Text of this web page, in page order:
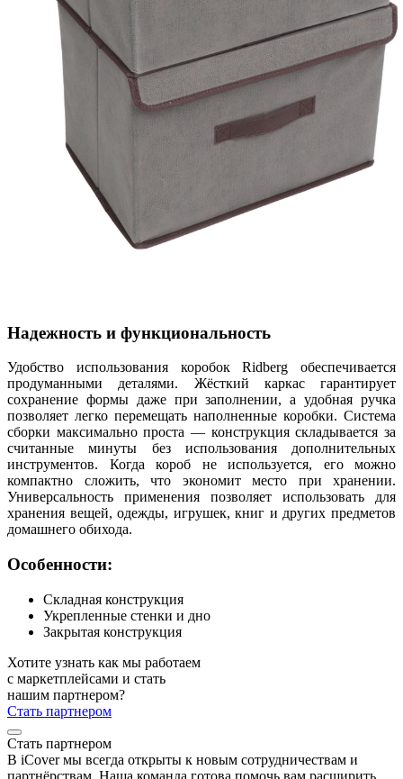
Надежность и функциональность
Удобство использования коробок Ridberg обеспечивается
продуманными деталями. Жёсткий каркас гарантирует
сохранение формы даже при заполнении, а удобная ручка
позволяет легко перемещать наполненные коробки. Система
сборки максимально проста — конструкция складывается за
считанные минуты без использования дополнительных
инструментов. Когда короб не используется, его можно
компактно сложить, что экономит место при хранении.
Универсальность применения позволяет использовать для
хранения вещей, одежды, игрушек, книг и других предметов
домашнего обихода.
Особенности:
Складная конструкция
Укрепленные стенки и дно
Закрытая конструкция
Хотите узнать как мы работаем
с маркетплейсами и стать
нашим партнером?
Стать партнером
Стать партнером
В iCover мы всегда открыты к новым сотрудничествам и
партнёрствам. Наша команда готова помочь вам расширить